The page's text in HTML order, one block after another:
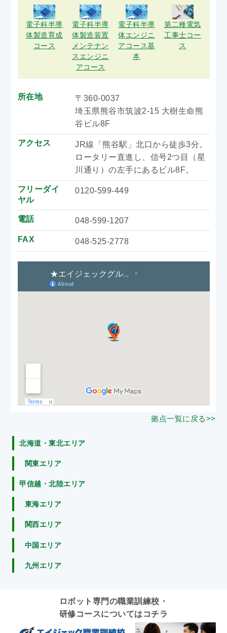
電子科半導
体製造育成
コース
電子科半導
体製造装置
メンテナン
スエンジニ
アコース
電子科半導
体エンジニ
アコース基
本
第二種電気
工事士コー
ス
所在地
〒360-0037
埼玉県熊谷市筑波2-15 大樹生命熊
谷ビル8F
アクセス
JR線「熊谷駅」北口から徒歩3分。
ロータリー直進し、信号2つ目（星
川通り）の左手にあるビル8F。
フリーダイ
ヤル
0120-599-449
電話 048-599-1207
FAX 048-525-2778
拠点一覧に戻る>>
北海道・東北エリア
関東エリア
甲信越・北陸エリア
東海エリア
関西エリア
中国エリア
九州エリア
ロボット専門の職業訓練校・
研修コースについてはコチラ